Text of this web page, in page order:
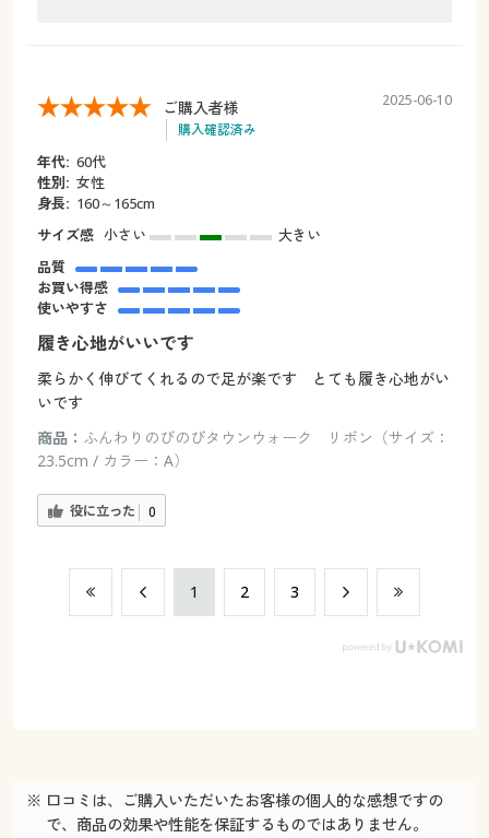
ご購入者様
購入確認済み
2025-06-10
年代: 60代
性別: 女性
身長: 160～165cm
サイズ感 小さい
大きい
品質
お買い得感
使いやすさ
履き心地がいいです
柔らかく伸びてくれるので足が楽です とても履き心地がい
いです
商品： ふんわりのびのびタウンウォーク リボン（サイズ：
23.5cm / カラー：A）
役に立った 0
​1 ​2 ​3
※ 口コミは、ご購入いただいたお客様の個人的な感想ですの
で、商品の効果や性能を保証するものではありません。